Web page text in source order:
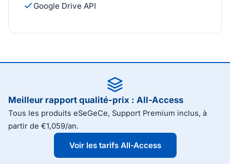
Google Drive API
Meilleur rapport qualité-prix : All-Access
Tous les produits eSeGeCe, Support Premium inclus, à
partir de €1,059/an.
Voir les tarifs All-Access